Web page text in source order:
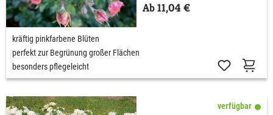
Ab 11,04 €
kräftig pinkfarbene Blüten
perfekt zur Begrünung großer Flächen
besonders pflegeleicht
verfügbar